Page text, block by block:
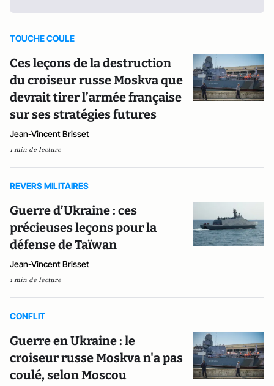
TOUCHE COULE
Ces leçons de la destruction
du croiseur russe Moskva que
devrait tirer l’armée française
sur ses stratégies futures
Jean-Vincent Brisset
1 min de lecture
REVERS MILITAIRES
Guerre d’Ukraine : ces
précieuses leçons pour la
défense de Taïwan
Jean-Vincent Brisset
1 min de lecture
CONFLIT
Guerre en Ukraine : le
croiseur russe Moskva n'a pas
coulé, selon Moscou